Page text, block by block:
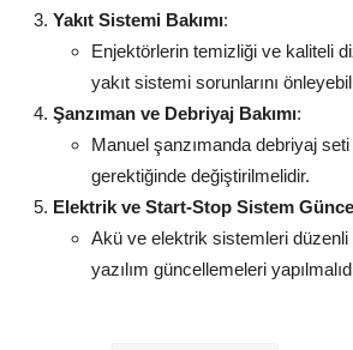
Yakıt Sistemi Bakımı:
Enjektörlerin temizliği ve kaliteli
yakıt sistemi sorunlarını
Şanzıman ve Debriyaj Bakımı:
Manuel şanzımanda debriyaj
gerektiğinde değiştirilmelidir.
Elektrik ve Start-Stop Sistem
Akü ve elektrik sistemleri düzenli
yazılım güncellemeleri